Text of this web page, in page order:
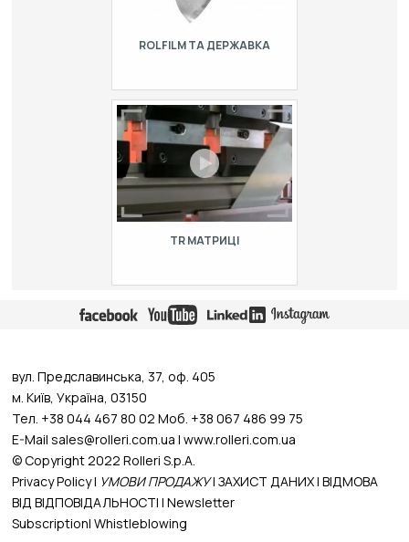
ROLFILM ТА ДЕРЖАВКА
для розміщення між матрицею та
листовим металом.…
TR МАТРИЦІ
радіусом скруглень для значного
зменшення слідів на листовому
вул. Предславинська, 37, оф. 405
м. Київ, Україна, 03150
Тел. +38 044 467 80 02 Моб. +38 067 486 99 75
E-Mailsales@rolleri.com.ua | www.rolleri.com.ua
© Copyright 2022 Rolleri S.p.A.
Privacy Policy| УМОВИ ПРОДАЖУ|ЗАХИСТ ДАНИХ|ВІДМОВА
ВІД ВІДПОВІДАЛЬНОСТІ |Newsletter
Subscription|Whistleblowing